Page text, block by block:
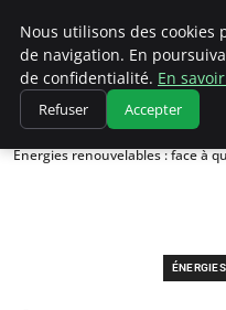
Climatedebtagents
Accueil
Énergies Renouvelables
Énergies renouvelables : face à
Nous utilisons des cookies
de navigation. En
de confidentialité. En
Refuser Accepter